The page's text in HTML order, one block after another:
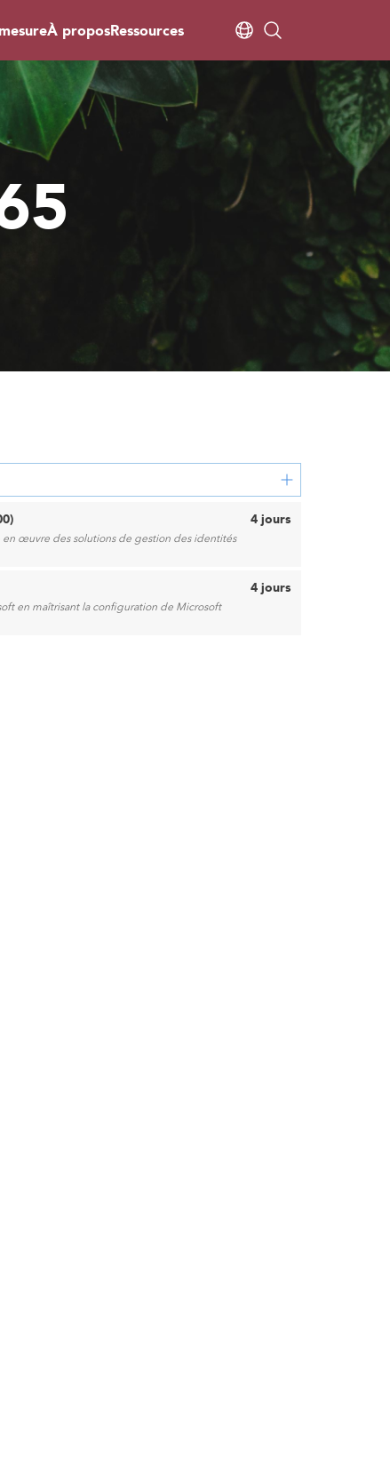
À proposRessources
œuvre des solutions de gestion des identités
4 jours
en maîtrisant la configuration de Microsoft
4 jours